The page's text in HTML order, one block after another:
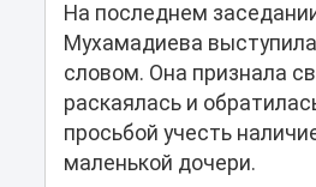
На последнем
Мухамадиева
словом. Она признала
раскаялась и
просьбой учесть
маленькой дочери.